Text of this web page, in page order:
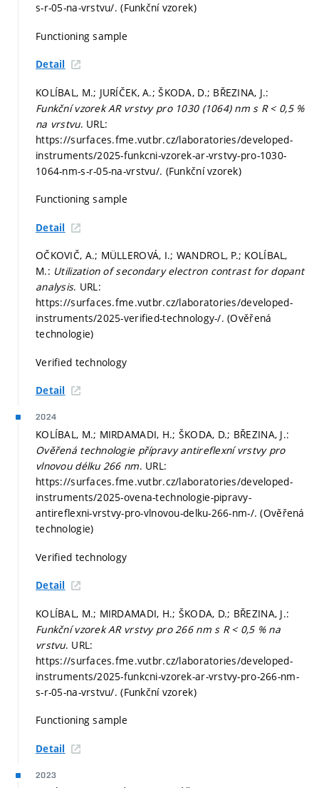
s-r-05-na-vrstvu/. (Funkční vzorek)
Functioning sample
Detail
KOLÍBAL, M.; JURÍČEK, A.; ŠKODA, D.; BŘEZINA, J.:
Funkční vzorek AR vrstvy pro 1030 (1064) nm s R < 0,5 %
na vrstvu. URL:
https://surfaces.fme.vutbr.cz/laboratories/developed-
instruments/2025-funkcni-vzorek-ar-vrstvy-pro-1030-
1064-nm-s-r-05-na-vrstvu/. (Funkční vzorek)
Functioning sample
Detail
OČKOVIČ, A.; MÜLLEROVÁ, I.; WANDROL, P.; KOLÍBAL,
M.: Utilization of secondary electron contrast for dopant
analysis. URL:
https://surfaces.fme.vutbr.cz/laboratories/developed-
instruments/2025-verified-technology-/. (Ověřená
technologie)
Verified technology
Detail
2024
KOLÍBAL, M.; MIRDAMADI, H.; ŠKODA, D.; BŘEZINA, J.:
Ověřená technologie přípravy antireflexní vrstvy pro
vlnovou délku 266 nm. URL:
https://surfaces.fme.vutbr.cz/laboratories/developed-
instruments/2025-ovena-technologie-pipravy-
antireflexni-vrstvy-pro-vlnovou-delku-266-nm-/. (Ověřená
technologie)
Verified technology
Detail
KOLÍBAL, M.; MIRDAMADI, H.; ŠKODA, D.; BŘEZINA, J.:
Funkční vzorek AR vrstvy pro 266 nm s R < 0,5 % na
vrstvu. URL:
https://surfaces.fme.vutbr.cz/laboratories/developed-
instruments/2025-funkcni-vzorek-ar-vrstvy-pro-266-nm-
s-r-05-na-vrstvu/. (Funkční vzorek)
Functioning sample
Detail
2023